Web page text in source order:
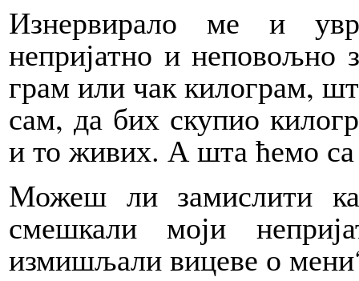
Изнервирало ме и
непријатно и неповољно
грам или чак килограм,
сам, да бих скупио
и то живих. А шта ћемо
Можеш ли замислити
смешкали моји
измишљали вицеве о